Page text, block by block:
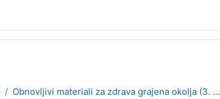
Obnovljivi materiali za zdrava grajena okolja (3. ...